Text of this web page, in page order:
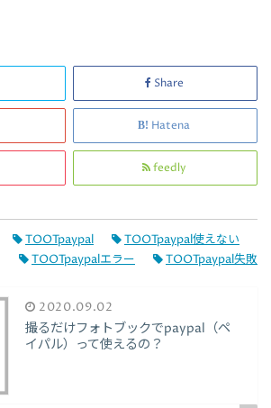
Share
Hatena
feedly
TOOTpaypal
TOOTpaypal使えない
TOOTpaypalエラー
TOOTpaypal失敗
2020.09.02
撮るだけフォトブックでpaypal（ペ
イパル）って使えるの？